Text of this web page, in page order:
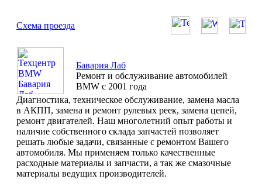
Схема проезда
Бавария Лаб
Ремонт и обслуживание автомобилей
BMW с 2001 года
Диагностика, техническое обслуживание, замена масла
в АКПП, замена и ремонт рулевых реек, замена цепей,
ремонт двигателей. Наш многолетний опыт работы и
наличие собственного склада запчастей позволяет
решать любые задачи, связанные с ремонтом Вашего
автомобиля. Мы применяем только качественные
расходные материалы и запчасти, а так же смазочные
материалы ведущих производителей.